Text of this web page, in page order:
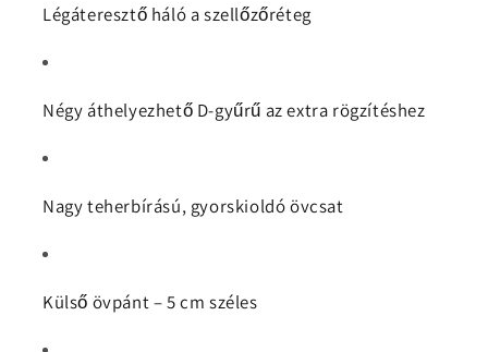
Légáteresztő háló a szellőzőréteg
Négy áthelyezhető D-gyűrű az extra rögzítéshez
Nagy teherbírású, gyorskioldó övcsat
Külső övpánt – 5 cm széles